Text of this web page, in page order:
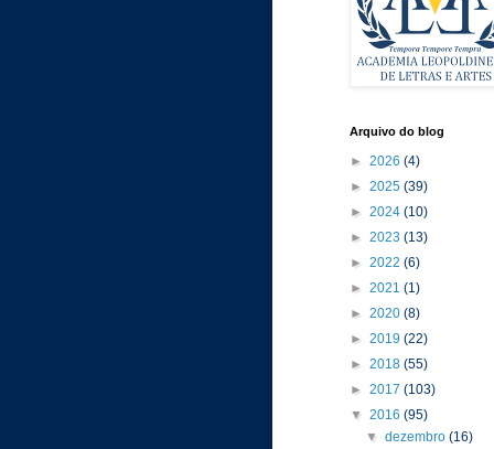
Arquivo do blog
► 2026 (4)
► 2025 (39)
► 2024 (10)
► 2023 (13)
► 2022 (6)
► 2021 (1)
► 2020 (8)
► 2019 (22)
► 2018 (55)
► 2017 (103)
▼ 2016 (95)
▼dezembro(16)